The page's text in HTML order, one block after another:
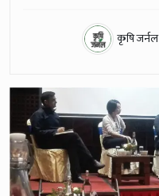
कृषि जर्नल